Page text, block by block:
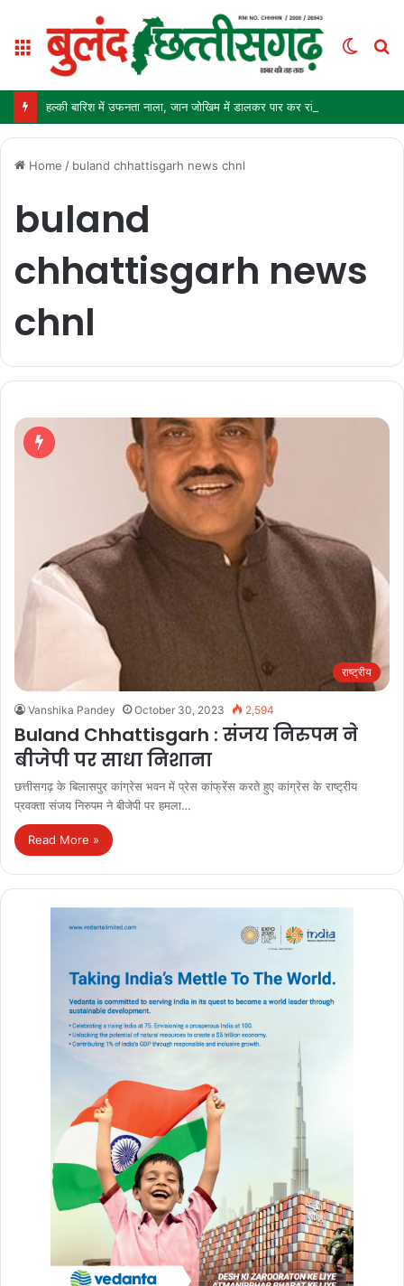
Menu
Switch
Home / buland chhattisgarh news chnl
buland
chhattisgarh news
chnl
राष्ट्रीय
Vanshika Pandey October 30, 2023 2,594
Buland Chhattisgarh : संजय निरुपम ने
बीजेपी पर साधा निशाना
छत्तीसगढ़ के बिलासपुर कांग्रेस भवन में प्रेस कांफ्रेंस करते हुए कांग्रेस के राष्ट्रीय
प्रवक्ता संजय निरुपम ने बीजेपी पर हमला…
Read More »